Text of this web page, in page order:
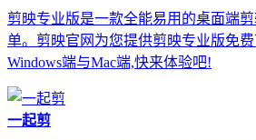
剪映专业版是一款全能易用的桌面端
单。剪映官网为您提供剪映专业版免
Windows端与Mac端,快来体验吧!
一起剪